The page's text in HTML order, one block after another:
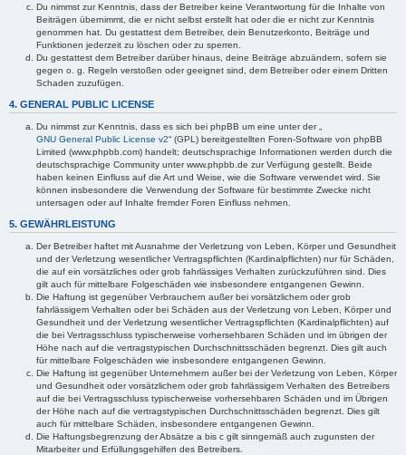
Du nimmst zur Kenntnis, dass der Betreiber keine Verantwortung für die Inhalte von
Beiträgen übernimmt, die er nicht selbst erstellt hat oder die er nicht zur Kenntnis
genommen hat. Du gestattest dem Betreiber, dein Benutzerkonto, Beiträge und
Funktionen jederzeit zu löschen oder zu sperren.
Du gestattest dem Betreiber darüber hinaus, deine Beiträge abzuändern, sofern sie
gegen o. g. Regeln verstoßen oder geeignet sind, dem Betreiber oder einem Dritten
Schaden zuzufügen.
4. GENERAL PUBLIC LICENSE
Du nimmst zur Kenntnis, dass es sich bei phpBB um eine unter der „
GNU General Public License v2“ (GPL) bereitgestellten Foren-Software von phpBB
Limited (www.phpbb.com) handelt; deutschsprachige Informationen werden durch die
deutschsprachige Community unter www.phpbb.de zur Verfügung gestellt. Beide
haben keinen Einfluss auf die Art und Weise, wie die Software verwendet wird. Sie
können insbesondere die Verwendung der Software für bestimmte Zwecke nicht
untersagen oder auf Inhalte fremder Foren Einfluss nehmen.
5. GEWÄHRLEISTUNG
Der Betreiber haftet mit Ausnahme der Verletzung von Leben, Körper und Gesundheit
und der Verletzung wesentlicher Vertragspflichten (Kardinalpflichten) nur für Schäden,
die auf ein vorsätzliches oder grob fahrlässiges Verhalten zurückzuführen sind. Dies
gilt auch für mittelbare Folgeschäden wie insbesondere entgangenen Gewinn.
Die Haftung ist gegenüber Verbrauchern außer bei vorsätzlichem oder grob
fahrlässigem Verhalten oder bei Schäden aus der Verletzung von Leben, Körper und
Gesundheit und der Verletzung wesentlicher Vertragspflichten (Kardinalpflichten) auf
die bei Vertragsschluss typischerweise vorhersehbaren Schäden und im übrigen der
Höhe nach auf die vertragstypischen Durchschnittsschäden begrenzt. Dies gilt auch
für mittelbare Folgeschäden wie insbesondere entgangenen Gewinn.
Die Haftung ist gegenüber Unternehmern außer bei der Verletzung von Leben, Körper
und Gesundheit oder vorsätzlichem oder grob fahrlässigem Verhalten des Betreibers
auf die bei Vertragsschluss typischerweise vorhersehbaren Schäden und im Übrigen
der Höhe nach auf die vertragstypischen Durchschnittsschäden begrenzt. Dies gilt
auch für mittelbare Schäden, insbesondere entgangenen Gewinn.
Die Haftungsbegrenzung der Absätze a bis c gilt sinngemäß auch zugunsten der
Mitarbeiter und Erfüllungsgehilfen des Betreibers.